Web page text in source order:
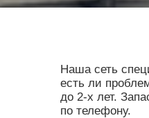
Наша сеть
есть ли
до 2-х лет.
по телефону.